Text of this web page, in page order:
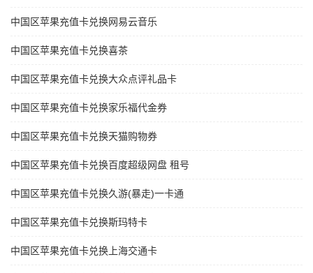
中国区苹果充值卡兑换网易云音乐
中国区苹果充值卡兑换喜茶
中国区苹果充值卡兑换大众点评礼品卡
中国区苹果充值卡兑换家乐福代金券
中国区苹果充值卡兑换天猫购物券
中国区苹果充值卡兑换百度超级网盘 租号
中国区苹果充值卡兑换久游(暴走)一卡通
中国区苹果充值卡兑换斯玛特卡
中国区苹果充值卡兑换上海交通卡